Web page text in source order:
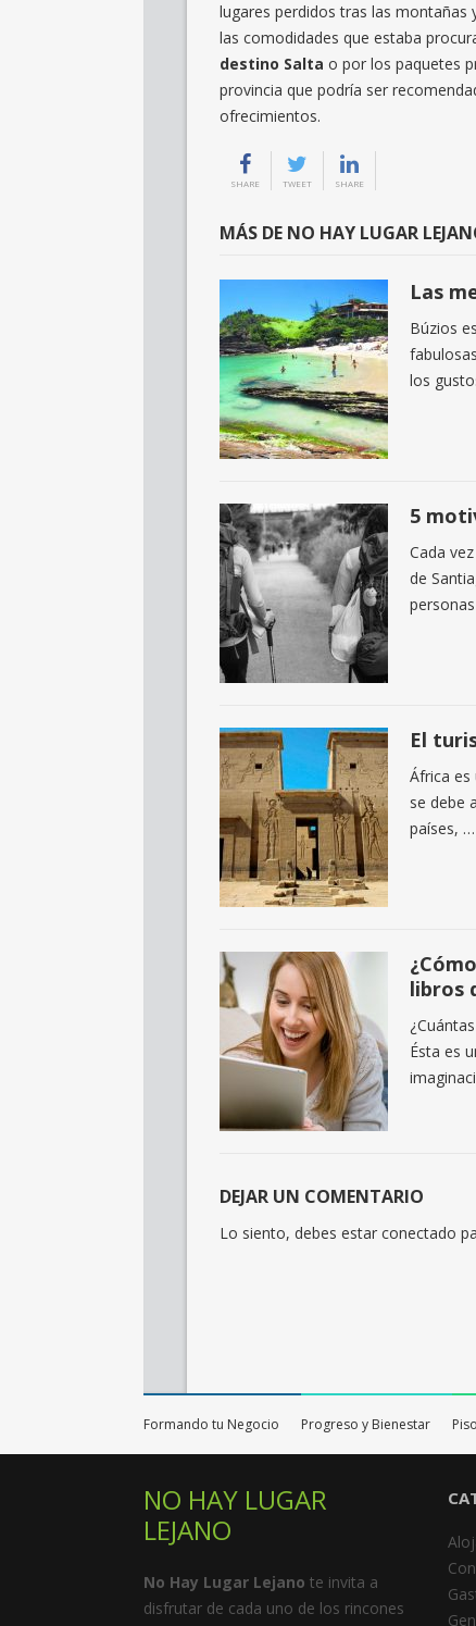
lugares perdidos tras las
las comodidades que estaba
destino Salta o por los paquetes
provincia que podría ser
ofrecimientos.
SHARE TWEET SHARE
MÁS DE NO HAY LUGAR
Las
Búzios
los
5
Cada
de
El
África
se debe
países, …
libros
Ésta es
DEJAR UN COMENTARIO
Lo siento, debes estar conectado
Formando tu Negocio Progreso y Bienestar
NO HAY LUGAR
LEJANO
No Hay Lugar Lejano te invita a
disfrutar de cada uno de los rincones